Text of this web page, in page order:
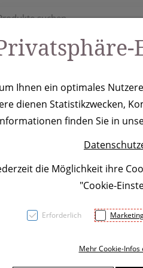
Ihnen ein optimales
dienen Statistikzwecken,
finden Sie in
die Möglichkeit ihre
"Cookie-
Erforderlich
Mehr Cookie-Infos